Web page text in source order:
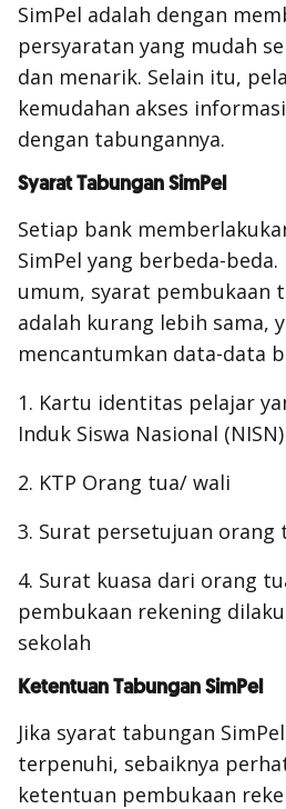
SimPel adalah dengan
persyaratan yang mudah
dan menarik. Selain itu,
kemudahan akses
dengan tabungannya.
Syarat Tabungan SimPel
Setiap bank
SimPel yang berbeda-beda.
umum, syarat pembukaan
adalah kurang lebih sama,
mencantumkan data-data
1. Kartu identitas pelajar
Induk Siswa Nasional (NISN)
2. KTP Orang tua/ wali
3. Surat persetujuan orang
4. Surat kuasa dari orang
pembukaan rekening
sekolah
Ketentuan Tabungan SimPel
Jika syarat tabungan
terpenuhi, sebaiknya
ketentuan pembukaan